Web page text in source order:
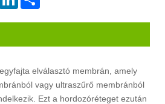
elválasztó membrán, amely
vagy ultraszűrő membránból
Ezt a hordozóréteget ezután